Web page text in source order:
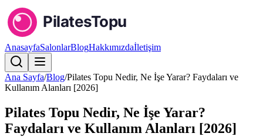
AnasayfaSalonlarBlogHakkımızdaİletişim
Ana Sayfa/Blog/Pilates Topu Nedir, Ne İşe Yarar? Faydaları ve
Kullanım Alanları [2026]
Pilates Topu Nedir, Ne İşe Yarar?
Faydaları ve Kullanım Alanları [2026]